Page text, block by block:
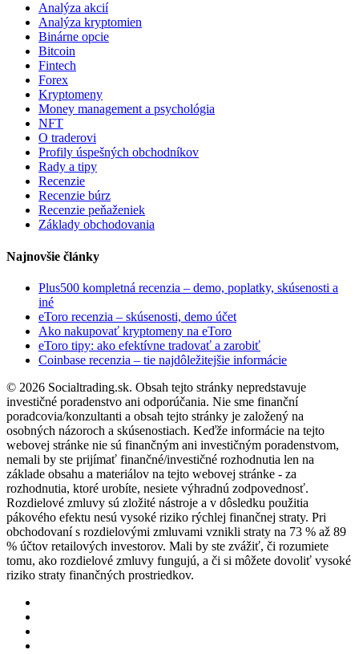
Analýza akcií
Analýza kryptomien
Binárne opcie
Bitcoin
Fintech
Forex
Kryptomeny
Money management a psychológia
NFT
O traderovi
Profily úspešných obchodníkov
Rady a tipy
Recenzie
Recenzie búrz
Recenzie peňaženiek
Základy obchodovania
Najnovšie články
Plus500 kompletná recenzia – demo, poplatky, skúsenosti a
iné
eToro recenzia – skúsenosti, demo účet
Ako nakupovať kryptomeny na eToro
eToro tipy: ako efektívne tradovať a zarobiť
Coinbase recenzia – tie najdôležitejšie informácie
© 2026 Socialtrading.sk. Obsah tejto stránky nepredstavuje
investičné poradenstvo ani odporúčania. Nie sme finanční
poradcovia/konzultanti a obsah tejto stránky je založený na
osobných názoroch a skúsenostiach. Keďže informácie na tejto
webovej stránke nie sú finančným ani investičným poradenstvom,
nemali by ste prijímať finančné/investičné rozhodnutia len na
základe obsahu a materiálov na tejto webovej stránke - za
rozhodnutia, ktoré urobíte, nesiete výhradnú zodpovednosť.
Rozdielové zmluvy sú zložité nástroje a v dôsledku použitia
pákového efektu nesú vysoké riziko rýchlej finančnej straty. Pri
obchodovaní s rozdielovými zmluvami vznikli straty na 73 % až 89
% účtov retailových investorov. Mali by ste zvážiť, či rozumiete
tomu, ako rozdielové zmluvy fungujú, a či si môžete dovoliť vysoké
riziko straty finančných prostriedkov.